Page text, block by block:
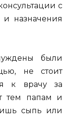
с
назначения
были
не стоит
к врачу за
тем папам и
сыпь или